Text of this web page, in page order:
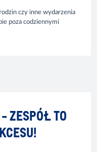
czy inne wydarzenia
poza codziennymi
ZESPÓŁ TO